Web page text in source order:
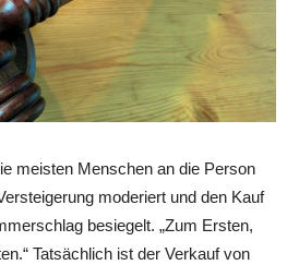
meisten Menschen an die Person
moderiert und den Kauf
besiegelt. „Zum Ersten,
Tatsächlich ist der Verkauf von